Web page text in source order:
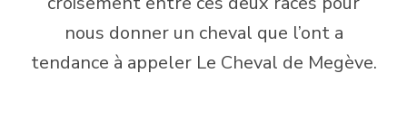
nous donner un cheval que l’ont a
tendance à appeler Le Cheval de Megève.